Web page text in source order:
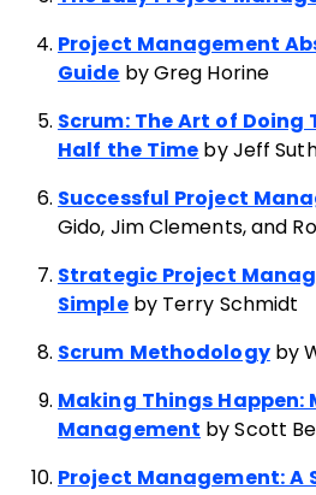
Project Management
Guide by Greg Horine
Scrum: The Art of Doing
Half the Time by Jeff
Successful Project
Gido, Jim Clements, and
Strategic Project
Simple by Terry Schmidt
Scrum Methodology by
Making Things Happen:
Management by Scott
Project Management: A